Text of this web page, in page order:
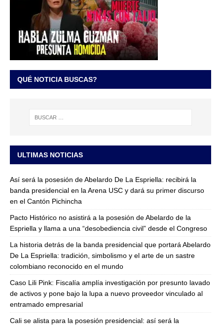
QUÉ NOTICIA BUSCAS?
ULTIMAS NOTICIAS
Así será la posesión de Abelardo De La Espriella: recibirá la
banda presidencial en la Arena USC y dará su primer discurso
en el Cantón Pichincha
Pacto Histórico no asistirá a la posesión de Abelardo de la
Espriella y llama a una “desobediencia civil” desde el Congreso
La historia detrás de la banda presidencial que portará Abelardo
De La Espriella: tradición, simbolismo y el arte de un sastre
colombiano reconocido en el mundo
Caso Lili Pink: Fiscalía amplía investigación por presunto lavado
de activos y pone bajo la lupa a nuevo proveedor vinculado al
entramado empresarial
Cali se alista para la posesión presidencial: así será la